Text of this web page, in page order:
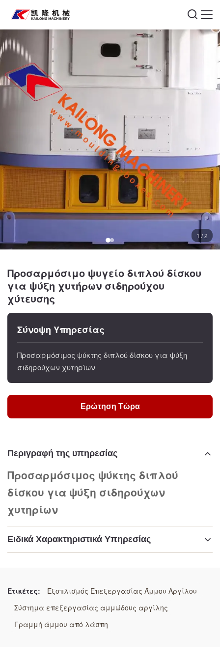
1 / 2
Προσαρμόσιμο ψυγείο διπλού δίσκου
για ψύξη χυτήρων σιδηρούχου
χύτευσης
Σύνοψη Υπηρεσίας
Προσαρμόσιμος ψύκτης διπλού δίσκου για ψύξη
σιδηρούχων χυτηρίων
Ερώτηση Τώρα
Περιγραφή της υπηρεσίας
Προσαρμόσιμος ψύκτης διπλού
δίσκου για ψύξη σιδηρούχων
χυτηρίων
Ειδικά Χαρακτηριστικά Υπηρεσίας
Ψυκτικό δίσκο,
Ετικέτες:
Εξοπλισμός Επεξεργασίας Άμμου Αργίλου
Σύστημα επεξεργασίας αμμώδους αργίλης
Γραμμή άμμου από λάσπη